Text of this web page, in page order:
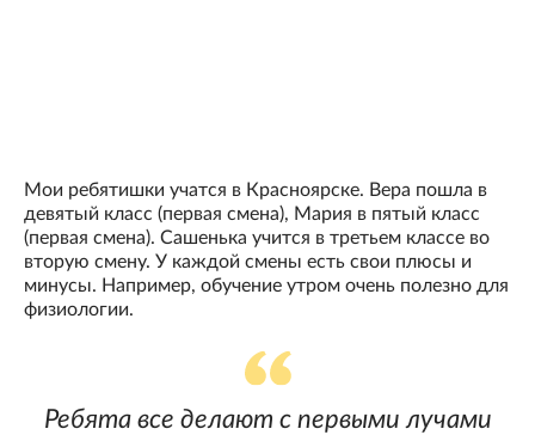
Мои ребятишки учатся в Красноярске. Вера пошла в
девятый класс (первая смена), Мария в пятый класс
(первая смена). Сашенька учится в третьем классе во
вторую смену. У каждой смены есть свои плюсы и
минусы. Например, обучение утром очень полезно для
физиологии.
Ребята все делают с первыми лучами